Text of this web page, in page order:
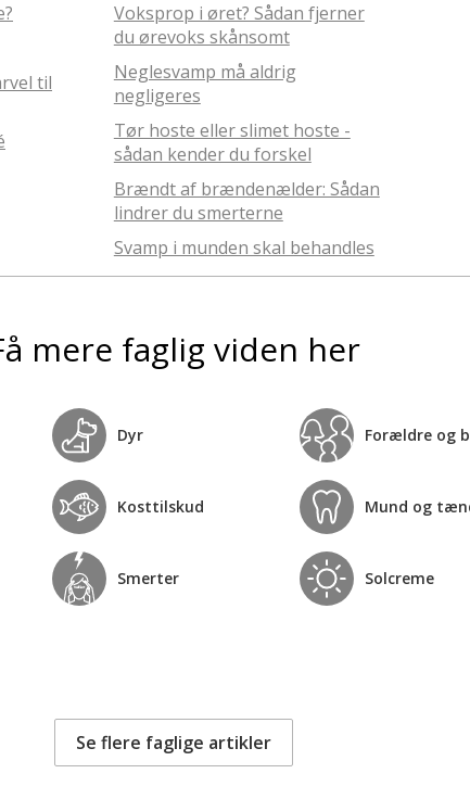
til
Voksprop i øret? Sådan fjerner
du ørevoks skånsomt
Neglesvamp må aldrig
negligeres
Tør hoste eller slimet hoste -
sådan kender du forskel
Brændt af brændenælder: Sådan
lindrer du smerterne
Svamp i munden skal behandles
mere faglig viden her
Dyr Forældre og
Kosttilskud Mund og
Smerter Solcreme
Se flere faglige artikler